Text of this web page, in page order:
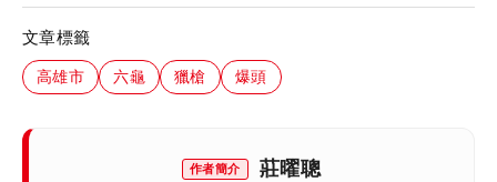
文章標籤
高雄市 六龜 獵槍 爆頭
作者簡介 莊曜聰